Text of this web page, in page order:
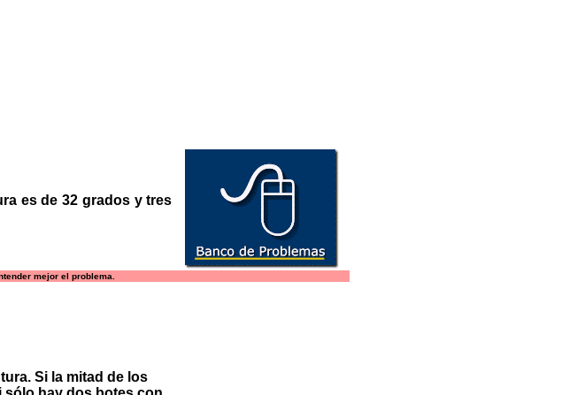
es de 32 grados y tres
mejor el problema.
Si la mitad de los